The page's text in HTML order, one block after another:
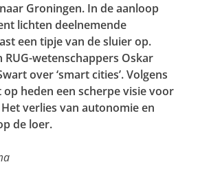
Groningen. In de aanloop
lichten deelnemende
een tipje van de sluier op.
RUG-wetenschappers Oskar
over ‘smart cities’. Volgens
heden een scherpe visie voor
verlies van autonomie en
de loer.